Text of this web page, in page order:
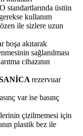
standartlarında üstün
kullanım
ile sizlere uzun
boşa akıtarak
sağlanılması
cihazının
rezervuar
var ise basınç
çizilmemesi için
plastik bez ile